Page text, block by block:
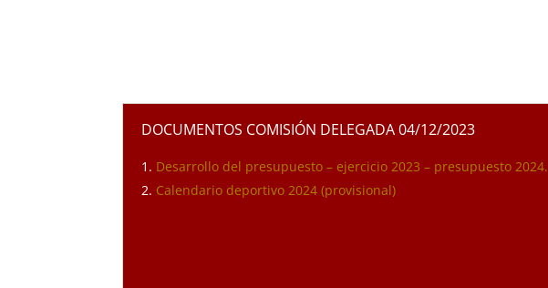
DOCUMENTOS COMISIÓN DELEGADA 04/12/2023
Desarrollo del presupuesto – ejercicio 2023 – presupuesto 2024.
Calendario deportivo 2024 (provisional)